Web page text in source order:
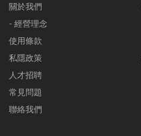
關於我們
- 經營理念
使用條款
私隱政策
人才招聘
常見問題
聯絡我們